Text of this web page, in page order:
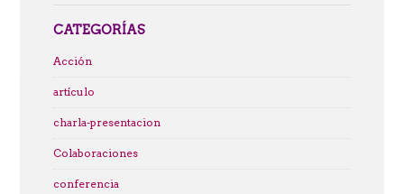
CATEGORÍAS
Acción
artículo
charla-presentacion
Colaboraciones
conferencia